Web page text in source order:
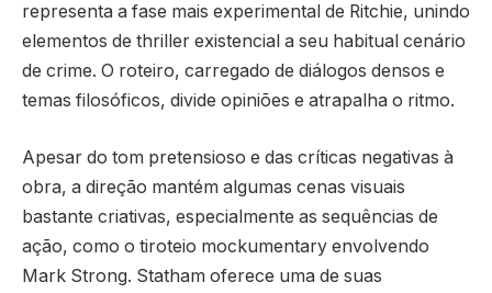
representa a fase mais experimental de Ritchie, unindo
elementos de thriller existencial a seu habitual cenário
de crime. O roteiro, carregado de diálogos densos e
temas filosóficos, divide opiniões e atrapalha o ritmo.
Apesar do tom pretensioso e das críticas negativas à
obra, a direção mantém algumas cenas visuais
bastante criativas, especialmente as sequências de
ação, como o tiroteio mockumentary envolvendo
Mark Strong. Statham oferece uma de suas